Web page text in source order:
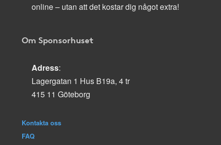
online – utan att det kostar dig något extra!
Om Sponsorhuset
Adress:
Lagergatan 1 Hus B19a, 4 tr
415 11 Göteborg
Kontakta oss
FAQ